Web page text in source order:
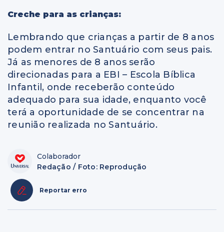
Creche para as crianças:
Lembrando que crianças a partir de 8 anos
podem entrar no Santuário com seus pais.
Já as menores de 8 anos serão
direcionadas para a EBI – Escola Bíblica
Infantil, onde receberão conteúdo
adequado para sua idade, enquanto você
terá a oportunidade de se concentrar na
reunião realizada no Santuário.
Colaborador
Redação / Foto: Reprodução
Reportar erro